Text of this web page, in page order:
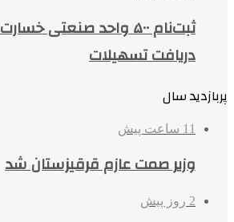
ثبت‌نام ۵۰۰ واحد صنعتی
دریافت تسهیلات
پربازدید سال
11 ساعت پیش
وزیر صمت عازم قرقیزستان شد
2 روز پیش